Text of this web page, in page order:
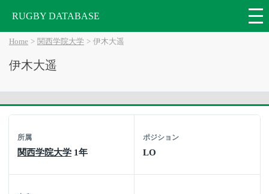
RUGBY DATABASE
Home 関西学院大学 伊木大遥
伊木大遥
所属
関西学院大学 1年
ポジション
LO